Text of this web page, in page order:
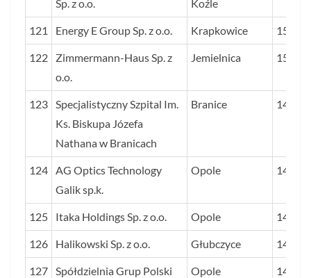
Sp. z o.o.
Koźle
121 Energy E Group Sp. z o.o. Krapkowice 150
122
Zimmermann-Haus Sp. z
o.o.
Jemielnica 150
123
Specjalistyczny Szpital Im.
Ks. Biskupa Józefa
Nathana w Branicach
Branice 149
124
AG Optics Technology
Galik sp.k.
Opole 148
125 Itaka Holdings Sp. z o.o. Opole 147
126 Halikowski Sp. z o.o. Głubczyce 147
127
Spółdzielnia Grup Polski
Opole 146